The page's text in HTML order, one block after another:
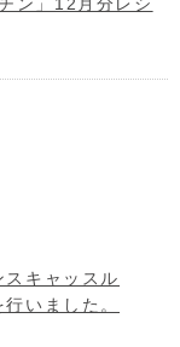
ン」12月分レシ
スキャッスル
いました。